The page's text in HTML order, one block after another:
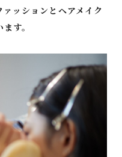
ッションとヘアメイク
す。